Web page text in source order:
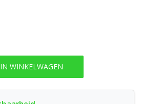
IN WINKELWAGEN